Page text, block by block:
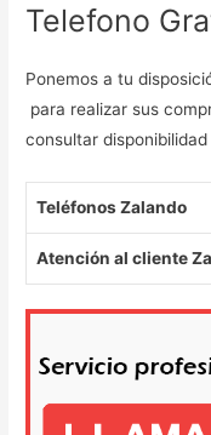
Telefono
Ponemos a tu
para realizar sus
consultar
Teléfonos Zalando
Atención al cliente